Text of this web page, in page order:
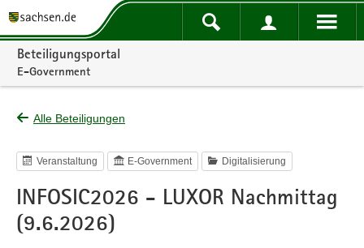
Portalnavigation
Beteiligungsportal
E-Government
Alle Beteiligungen
Veranstaltung E-Government Digitalisierung
INFOSIC2026 - LUXOR Nachmittag
(9.6.2026)